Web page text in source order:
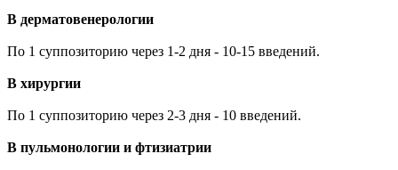
В дерматовенерологии
По 1 суппозиторию через 1-2 дня - 10-15 введений.
В хирургии
По 1 суппозиторию через 2-3 дня - 10 введений.
В пульмонологии и фтизиатрии